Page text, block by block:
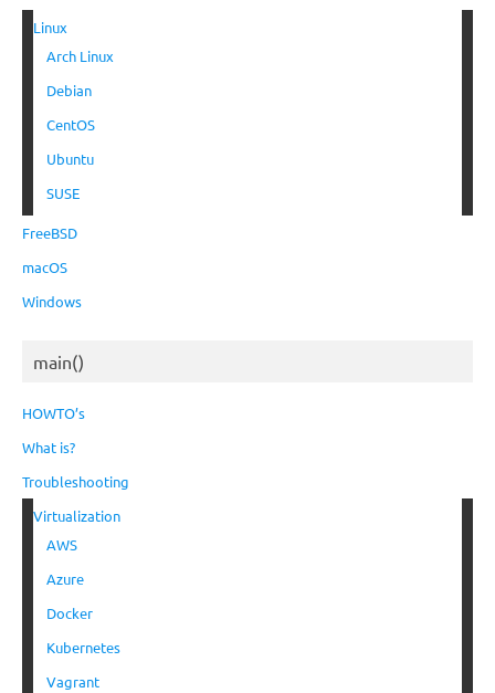
Linux
Arch Linux
Debian
CentOS
Ubuntu
SUSE
FreeBSD
macOS
Windows
main()
HOWTO’s
What is?
Troubleshooting
Virtualization
AWS
Azure
Docker
Kubernetes
Vagrant